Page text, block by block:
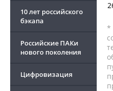
10 лет российского
бэкапа
Российские ПАКи
нового поколения
Цифровизация
*